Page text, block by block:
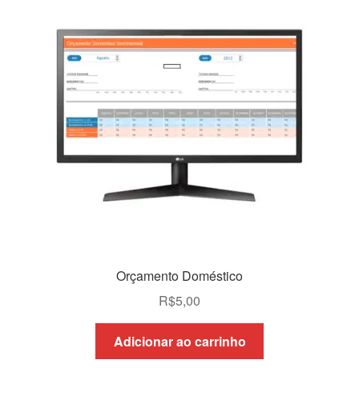
Orçamento Doméstico
R$5,00
Adicionar ao carrinho